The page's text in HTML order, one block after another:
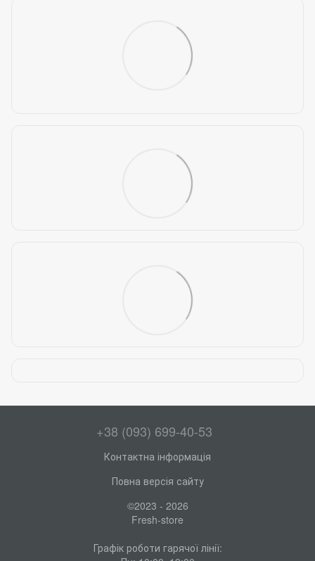
+38 (093) 699-40-53
Контактна інформація
Повна версія сайту
©2023 - 2026
Fresh-store
Графік роботи гарячої лінії: